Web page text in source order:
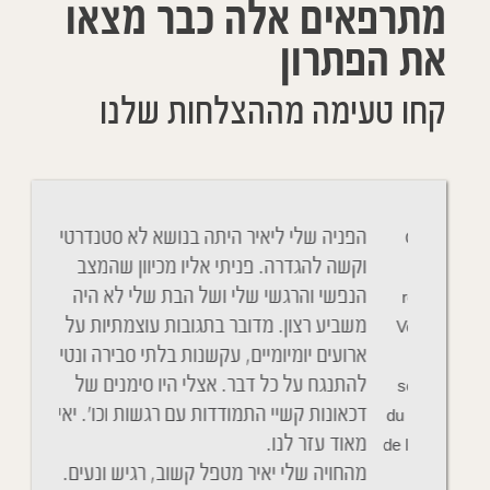
מתרפאים אלה כבר מצאו
את הפתרון
קחו טעימה מההצלחות שלנו
Vous
de la
הפניה שלי ליאיר היתה בנושא לא סטנדרטי
וקשה להגדרה. פניתי אליו מכיוון שהמצב
הנפשי והרגשי שלי ושל הבת שלי לא היה
משביע רצון. מדובר בתגובות עוצמתיות על
ארועים יומיומיים, עקשנות בלתי סבירה ונטיה
להתנגח על כל דבר. אצלי היו סימנים של
דכאונות קשיי התמודדות עם רגשות וכו'. יאיר
מאוד עזר לנו.
מהחויה שלי יאיר מטפל קשוב, רגיש ונעים.